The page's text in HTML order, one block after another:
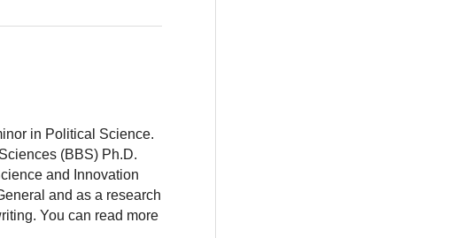
in Political Science.
(BBS) Ph.D.
and Innovation
and as a research
You can read more